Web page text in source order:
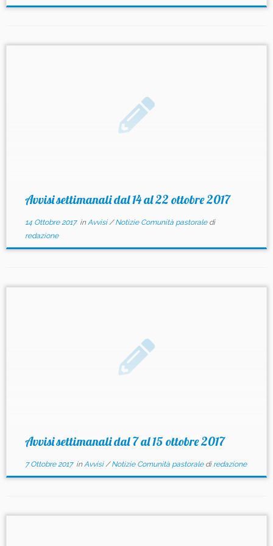
Avvisi settimanali dal 14 al 22 ottobre 2017
14 Ottobre 2017inAvvisi/Notizie Comunità pastorale di
redazione
Avvisi settimanali dal 7 al 15 ottobre 2017
7 Ottobre 2017inAvvisi/Notizie Comunità pastorale di redazione